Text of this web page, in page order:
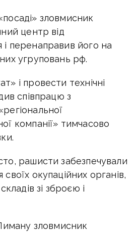
зловмисник
центр від
перенаправив його на
угруповань рф.
і провести технічні
співпрацю з
компанії» тимчасово
рашисти забезпечували
окупаційних органів,
зі зброєю і
зловмисник